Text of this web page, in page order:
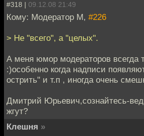
#318 | 09.12.08 21:49
Кому: Модератор М, #226
> Не "всего", а "целых".
А меня юмор модераторов всегда
:)особенно когда надписи
острить" и т.п , иногда очень
Дмитрий Юрьевич,сознайтесь-
жгут?
Клешня »